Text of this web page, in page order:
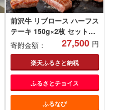
前沢牛 リブロース ハーフス
テーキ 150g×2枚 セット
【冷蔵発送★お届け日指定
をお忘れなく!】 リブ ステ
ーキ 霜降り ブランド牛 国
産牛 牛肉 ビーフ 肉 国産 冷
蔵 おかず グルメ アウトド
ア BBQ ギフト 贈答 一人暮
らし 離島配送不可 [U0041]
寄附金額： 27,500 円
楽天ふるさと納税
ふるさとチョイス
ふるなび